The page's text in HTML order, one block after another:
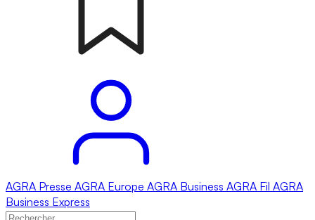
AGRA Presse AGRA Europe AGRA Business AGRA Fil AGRA
Business Express